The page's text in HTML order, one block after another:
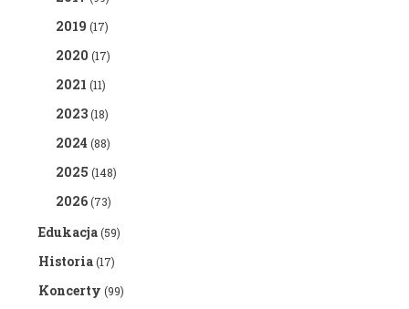
2019 (17)
2020 (17)
2021 (11)
2023(18)
2024 (88)
2025 (148)
2026(73)
Edukacja(59)
Historia(17)
Koncerty (99)